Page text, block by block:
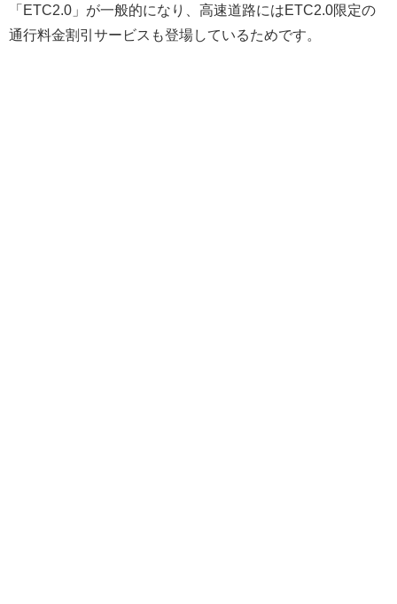
「ETC2.0」が一般的になり、高速道路にはETC2.0限定の
通行料金割引サービスも登場しているためです。